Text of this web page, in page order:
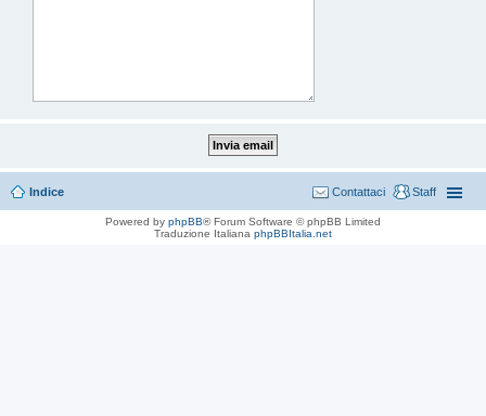
Indice Staff
Contattaci
Powered by phpBB® Forum Software © phpBB Limited
Traduzione Italiana phpBBItalia.net